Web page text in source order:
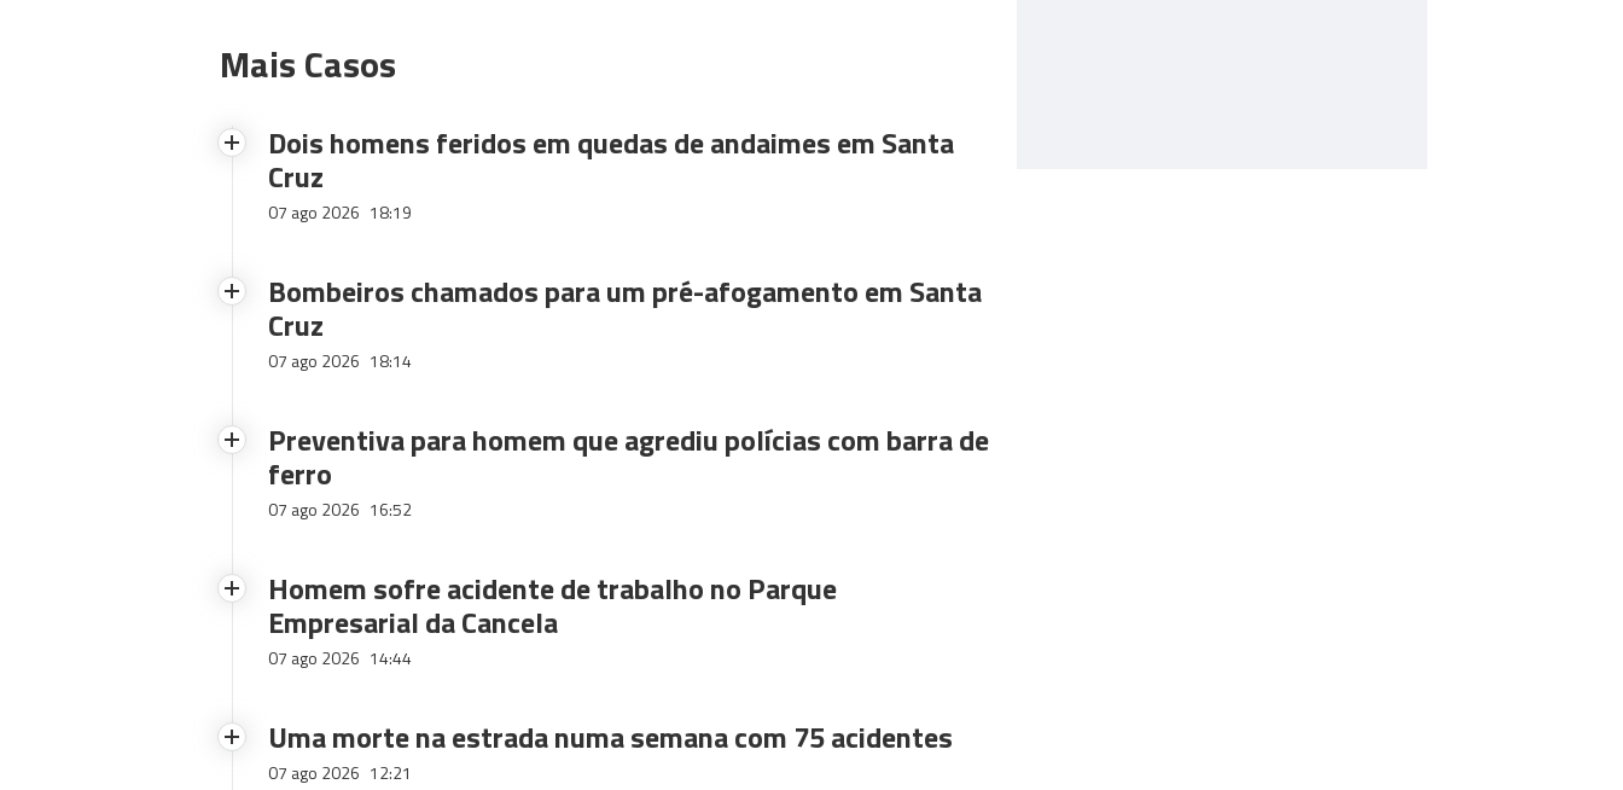
Mais Casos
Dois homens feridos em quedas de andaimes em Santa
Cruz
07 ago 2026 18:19
Bombeiros chamados para um pré-afogamento em Santa
Cruz
07 ago 2026 18:14
Preventiva para homem que agrediu polícias com barra de
ferro
07 ago 2026 16:52
Homem sofre acidente de trabalho no Parque
Empresarial da Cancela
07 ago 2026 14:44
Uma morte na estrada numa semana com 75 acidentes
07 ago 2026 12:21